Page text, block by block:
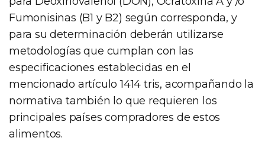
Fumonisinas (B1 y B2) según corresponda, y
para su determinación deberán utilizarse
metodologías que cumplan con las
especificaciones establecidas en el
mencionado artículo 1414 tris, acompañando la
normativa también lo que requieren los
principales países compradores de estos
alimentos.